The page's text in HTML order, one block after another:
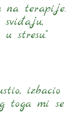
na terapije.
sviđaju,
stresu."
izbacio
toga mi se